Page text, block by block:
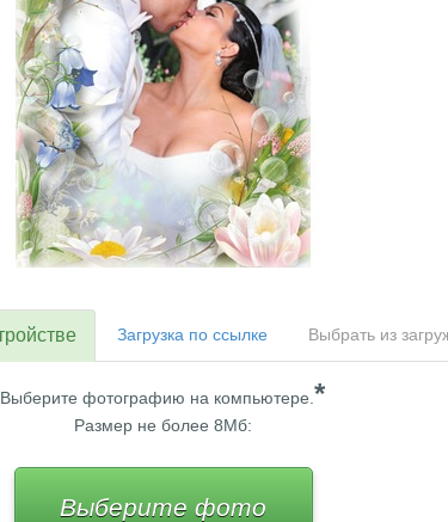
Загрузка по ссылке Выбрать из
Выберите фотографию на компьютере. *
Размер не более 8Мб:
Выберите фото